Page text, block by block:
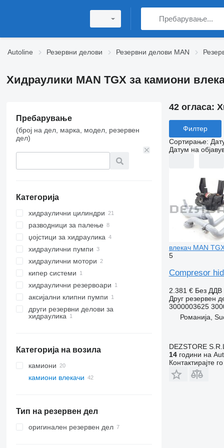
Autoline Резервни делови Резервни делови MAN
Хидраулики MAN TGX за камиони
Пребарување
(број на дел, марка, модел, резервен
дел)
Категорија
хидраулични цилиндри
разводници за палење
џојстици за хидраулика
хидраулични пумпи
хидраулични мотори
кипер системи
хидраулични резервоари
аксијални клипни пумпи
други резервни делови за
хидраулика
Категорија на возила
камиони
камиони влекачи
Тип на резервен дел
оригинален резервен дел
42 огласа:
Филтер
Сортирање:
Датум на
влекач MAN
5
Compresor
2.381 € Без ДДВ
Друг резервен
3000003625
Романија,
DEZSTORE S.R.L.
14години на
Контактирајте